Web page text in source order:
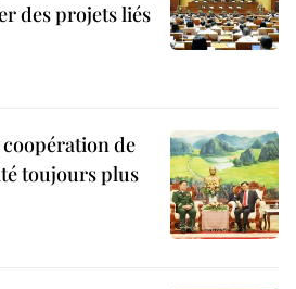
des projets liés
de
toujours plus